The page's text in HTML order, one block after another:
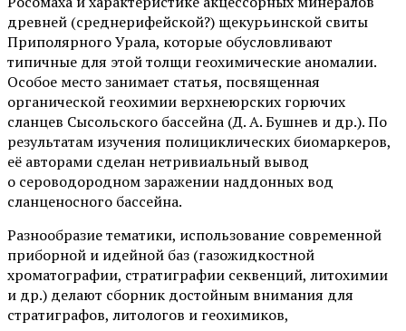
древней (среднерифейской?) щекурьинской свиты
Приполярного Урала, которые обусловливают
типичные для этой толщи геохимические аномалии.
Особое место занимает статья, посвященная
органической геохимии верхнеюрских горючих
сланцев Сысольского бассейна (Д. А. Бушнев и др.). По
результатам изучения полициклических биомаркеров,
её авторами сделан нетривиальный вывод
о сероводородном заражении наддонных вод
сланценосного бассейна.
Разнообразие тематики, использование современной
приборной и идейной баз (газожидкостной
хроматографии, стратиграфии секвенций, литохимии
и др.) делают сборник достойным внимания для
стратиграфов, литологов и геохимиков,